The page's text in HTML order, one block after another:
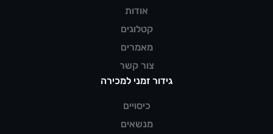
אודות
קטלוגים
מאמרים
צור קשר
גידור זמני למכירה
כיסויים
מנשאים